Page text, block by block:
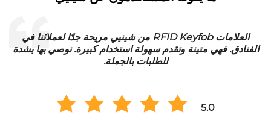
العلامات RFID Keyfob من شينيي مريحة جدًا لعملائنا في
الفنادق. فهي متينة وتقدم سهولة استخدام كبيرة. نوصي بها بشدة
للطلبات بالجملة.
5.0